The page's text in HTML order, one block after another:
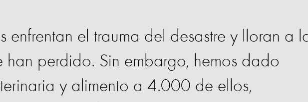
enfrentan el trauma del desastre y lloran a
han perdido. Sin embargo, hemos dado
y alimento a 4.000 de ellos,